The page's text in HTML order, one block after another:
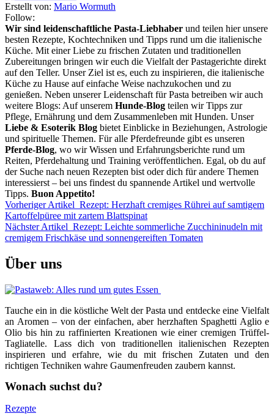
Erstellt von: Mario Wormuth
Follow:
Wir sind leidenschaftliche Pasta-Liebhaber und teilen hier unsere
besten Rezepte, Kochtechniken und Tipps rund um die italienische
Küche. Mit einer Liebe zu frischen Zutaten und traditionellen
Zubereitungen bringen wir euch die Vielfalt der Pastagerichte direkt
auf den Teller. Unser Ziel ist es, euch zu inspirieren, die italienische
Küche zu Hause auf einfache Weise nachzukochen und zu
genießen. Neben unserer Leidenschaft für Pasta betreiben wir auch
weitere Blogs: Auf unserem Hunde-Blog teilen wir Tipps zur
Pflege, Ernährung und dem Zusammenleben mit Hunden. Unser
Liebe & Esoterik Blog bietet Einblicke in Beziehungen, Astrologie
und spirituelle Themen. Für alle Pferdefreunde gibt es unseren
Pferde-Blog, wo wir Wissen und Erfahrungsberichte rund um
Reiten, Pferdehaltung und Training veröffentlichen. Egal, ob du auf
der Suche nach neuen Rezepten bist oder dich für andere Themen
interessierst – bei uns findest du spannende Artikel und wertvolle
Tipps. Buon Appetito!
Vorheriger Artikel Rezept: Herzhaft cremiges Rührei auf samtigem
Kartoffelpüree mit zartem Blattspinat
Nächster Artikel Rezept: Leichte sommerliche Zucchininudeln mit
cremigem Frischkäse und sonnengereiften Tomaten
Über uns
Tauche ein in die köstliche Welt der Pasta und entdecke eine Vielfalt
an Aromen – von der einfachen, aber herzhaften Spaghetti Aglio e
Olio bis hin zu raffinierten Kreationen wie einer cremigen Trüffel-
Tagliatelle. Lass dich von traditionellen italienischen Rezepten
inspirieren und erfahre, wie du mit frischen Zutaten und den
richtigen Techniken wahre Gaumenfreuden zaubern kannst.
Wonach suchst du?
Rezepte